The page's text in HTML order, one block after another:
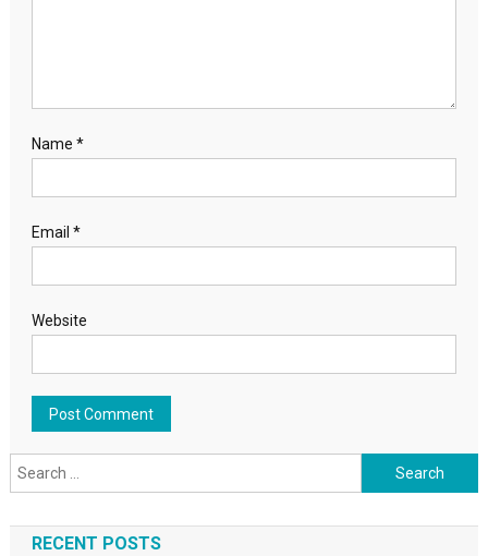
Name *
Email *
Website
Search for:
RECENT POSTS